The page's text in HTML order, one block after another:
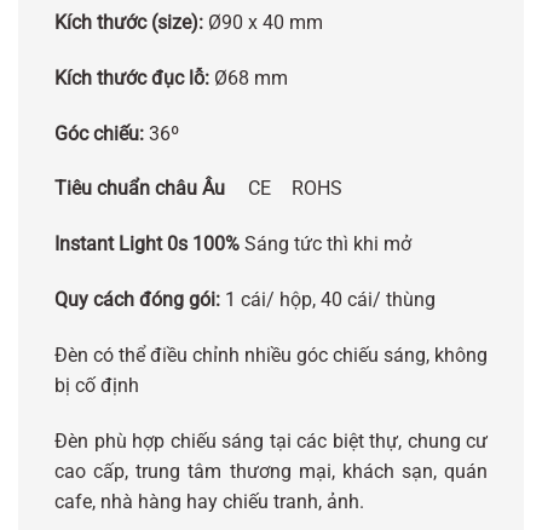
Kích thước (size): Ø90 x 40 mm
Kích thước đục lỗ: Ø68 mm
Góc chiếu: 36º
Tiêu chuẩn châu Âu CE ROHS
Instant Light 0s 100% Sáng tức thì khi mở
Quy cách đóng gói: 1 cái/ hộp, 40 cái/ thùng
Đèn có thể điều chỉnh nhiều góc chiếu sáng, không
bị cố định
Đèn phù hợp chiếu sáng tại các biệt thự, chung cư
cao cấp, trung tâm thương mại, khách sạn, quán
cafe, nhà hàng hay chiếu tranh, ảnh.